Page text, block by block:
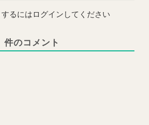
するにはログインしてください